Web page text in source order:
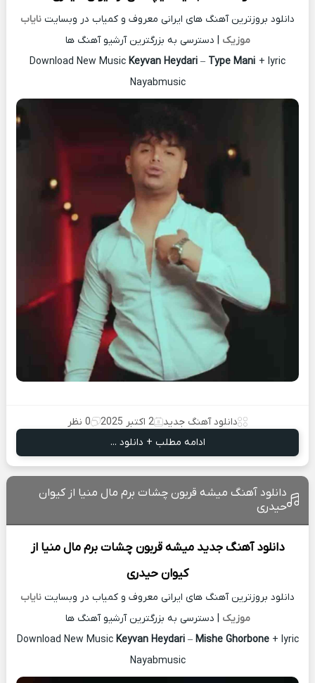
دانلود بروزترین آهنگ های ایرانی معروف و کمیاب در وبسایت نایاب
موزیک | دسترسی به بزرگترین آرشیو آهنگ ها
Download New Music Keyvan Heydari – Type Mani + lyric
Nayabmusic
دانلود آهنگ جدید 2 اکتبر 2025
0 نظر
ادامه مطلب + دانلود ...
دانلود آهنگ میشه قربون چشات برم مال منیا از کیوان
حیدری
دانلود آهنگ جدید میشه قربون چشات برم مال منیا از
کیوان حیدری
دانلود بروزترین آهنگ های ایرانی معروف و کمیاب در وبسایت نایاب
موزیک | دسترسی به بزرگترین آرشیو آهنگ ها
Download New Music Keyvan Heydari– Mishe Ghorbone+ lyric
Nayabmusic